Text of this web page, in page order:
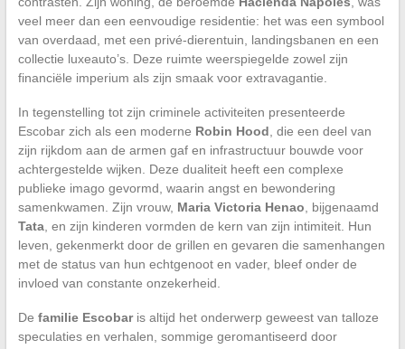
veel meer dan een eenvoudige residentie: het was een symbool
van overdaad, met een privé-dierentuin, landingsbanen en een
collectie luxeauto’s. Deze ruimte weerspiegelde zowel zijn
financiële imperium als zijn smaak voor extravagantie.
In tegenstelling tot zijn criminele activiteiten presenteerde
Escobar zich als een moderne Robin Hood , die een deel van
zijn rijkdom aan de armen gaf en infrastructuur bouwde voor
achtergestelde wijken. Deze dualiteit heeft een complexe
publieke imago gevormd, waarin angst en bewondering
samenkwamen. Zijn vrouw, Maria Victoria Henao , bijgenaamd
Tata, en zijn kinderen vormden de kern van zijn intimiteit. Hun
leven, gekenmerkt door de grillen en gevaren die samenhangen
met de status van hun echtgenoot en vader, bleef onder de
invloed van constante onzekerheid.
De familie Escobaris altijd het onderwerp geweest van talloze
speculaties en verhalen, sommige geromantiseerd door